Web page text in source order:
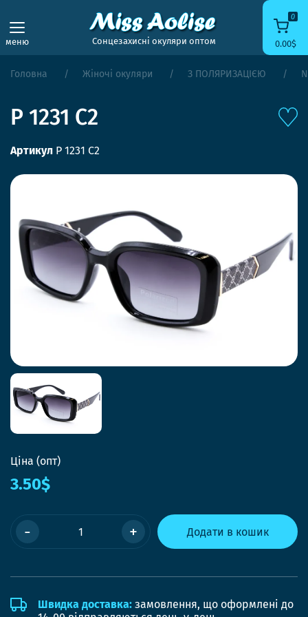
меню Сонцезахисні окуляри оптом
0
0.00$
Головна Жіночі окуляри З ПОЛЯРИЗАЦІЄЮ
P 1231 C2
Артикул P 1231 C2
Ціна (опт)
3.50$
- + Додати в кошик
Швидка доставка: замовлення, що оформлені до